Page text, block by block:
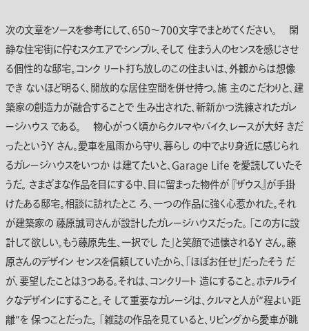
次の文章をソースを参考にして、650～700文字でまとめてください。 閑
静な住宅街に佇むスクエアでシンプル、そして 住まう人のセンスを感じさせ
る個性的な邸宅。コンク リート打ち放しのこの住まいは、外観からは想像
でき ないほど明るく、開放的な居住空間を併せ持つ。施 主のこだわりと、建
築家の創造力が融合することで 生み出された、斬新かつ洗練されたガレ
ージハウス である。 物心がつく頃からクルマやバイク、レースが大好 きだ
ったというY さん。愛車を風雨から守り、暮らし の中でより身近に感じられ
るガレージハウスをいつか は建てたいと、Garage Life を愛読していたそ
うだ。 さまざまな作品を目にする中、目に留まった物件が 『ザウス』が手掛
けたある邸宅。相談に訪れたとこ ろ、一つの作品に強く心惹かれた。それ
が建築家の 藤原誠司さんが設計したガレージハウスだった。 「この方に設
計して欲しい。もう藤原先生、一択でし た」と笑顔で述懐されるY さん。藤
原さんのデザイン センスを信頼していたから、「ほぼお任せ」だったそう だ
が、要望したことは３つある。それは、コンクリート 造にすること。ホテルライ
クなデザインにすること。そ して重要なガレージは、クルマと人が“程よい距
離”を 保つことだった。 「雑誌の作品を見ていると、リビングから愛車が眺